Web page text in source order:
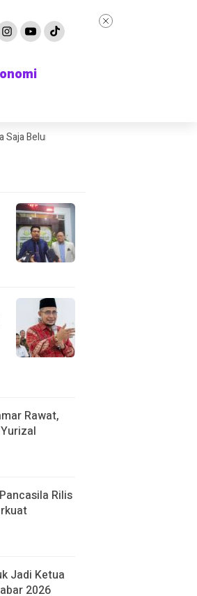
Kelihatan
Rawat,
Rilis
Jadi Ketua
2026